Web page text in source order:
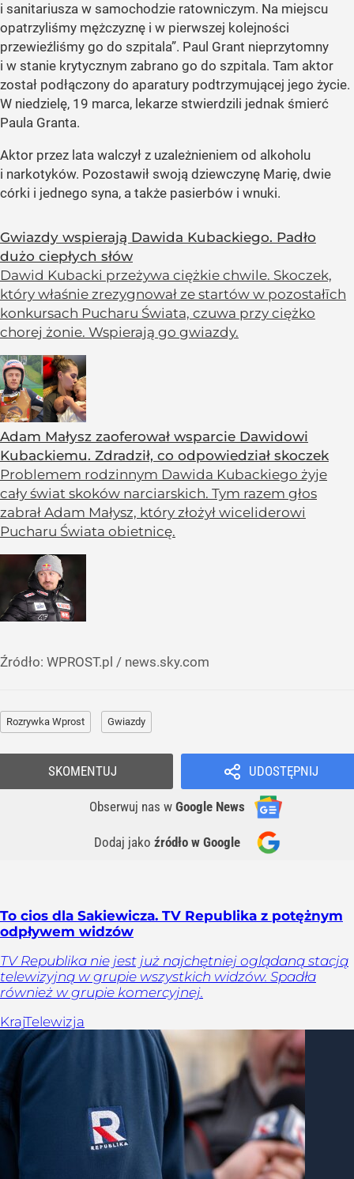
i sanitariusza w samochodzie ratowniczym. Na miejscu
opatrzyliśmy mężczyznę i w pierwszej kolejności
przewieźliśmy go do szpitala”. Paul Grant nieprzytomny
i w stanie krytycznym zabrano go do szpitala. Tam aktor
został podłączony do aparatury podtrzymującej jego życie.
W niedzielę, 19 marca, lekarze stwierdzili jednak śmierć
Paula Granta.
Aktor przez lata walczył z uzależnieniem od alkoholu
i narkotyków. Pozostawił swoją dziewczynę Marię, dwie
córki i jednego syna, a także pasierbów i wnuki.
Gwiazdy wspierają Dawida Kubackiego. Padło
dużo ciepłych słów
Dawid Kubacki przeżywa ciężkie chwile. Skoczek,
który właśnie zrezygnował ze startów w pozostałīch
konkursach Pucharu Świata, czuwa przy ciężko
chorej żonie. Wspierają go gwiazdy.
Adam Małysz zaoferował wsparcie Dawidowi
Kubackiemu. Zdradził, co odpowiedział skoczek
Problemem rodzinnym Dawida Kubackiego żyje
cały świat skoków narciarskich. Tym razem głos
zabrał Adam Małysz, który złożył wiceliderowi
Pucharu Świata obietnicę.
Źródło: WPROST.pl / news.sky.com
Rozrywka Wprost Gwiazdy
UDOSTĘPNIJ
Obserwuj nas w Google News
Dodaj jako źródło w Google
SKOMENTUJ
To cios dla Sakiewicza. TV Republika z potężnym
odpływem widzów
TV Republika nie jest już najchętniej oglądaną stacją
telewizyjną w grupie wszystkich widzów. Spadła
również w grupie komercyjnej.
KrajTelewizja